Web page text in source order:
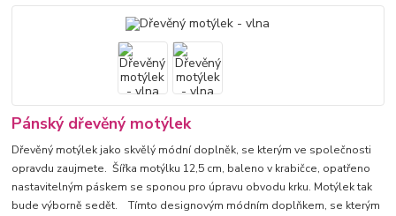
Pánský dřevěný motýlek
Dřevěný motýlek jako skvělý módní doplněk, se kterým ve společnosti
opravdu zaujmete. Šířka motýlku 12,5 cm, baleno v krabičce, opatřeno
nastavitelným páskem se sponou pro úpravu obvodu krku. Motýlek tak
bude výborně sedět. Tímto designovým módním doplňkem, se kterým